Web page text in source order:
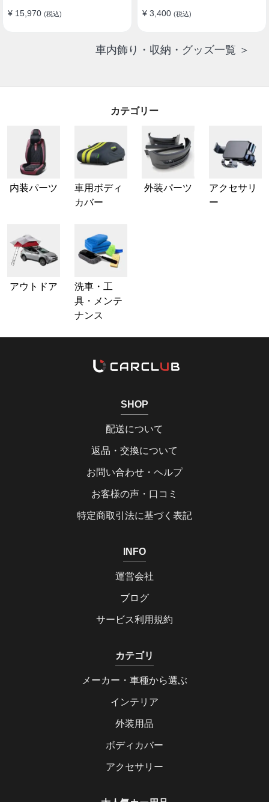
¥ 15,970 (税込) ¥ 3,400 (税込)
車内飾り・収納・グッズ一覧 ＞
カテゴリー
内装パーツ
車用ボディ
カバー
外装パーツ
アクセサリ
ー
アウトドア
洗車・工
具・メンテ
ナンス
SHOP
配送について
返品・交換について
お問い合わせ・ヘルプ
お客様の声・口コミ
特定商取引法に基づく表記
INFO
運営会社
ブログ
サービス利用規約
カテゴリ
メーカー・車種から選ぶ
インテリア
外装用品
ボディカバー
アクセサリー